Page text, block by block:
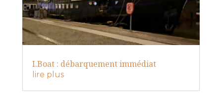
I.Boat : débarquement immédiat
lire plus